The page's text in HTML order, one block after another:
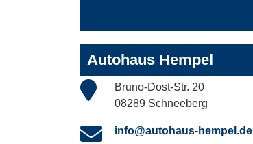
Autohaus Hempel
Bruno-Dost-Str. 20
08289 Schneeberg
info@autohaus-hempel.de